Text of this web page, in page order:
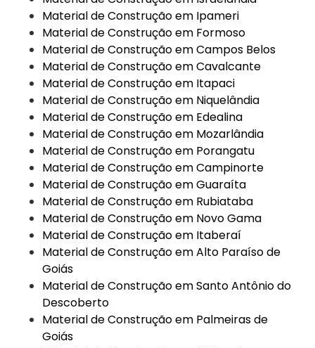
Material de Construção em Ipameri
Material de Construção em Formoso
Material de Construção em Campos Belos
Material de Construção em Cavalcante
Material de Construção em Itapaci
Material de Construção em Niquelândia
Material de Construção em Edealina
Material de Construção em Mozarlândia
Material de Construção em Porangatu
Material de Construção em Campinorte
Material de Construção em Guaraíta
Material de Construção em Rubiataba
Material de Construção em Novo Gama
Material de Construção em Itaberaí
Material de Construção em Alto Paraíso de
Goiás
Material de Construção em Santo Antônio do
Descoberto
Material de Construção em Palmeiras de
Goiás